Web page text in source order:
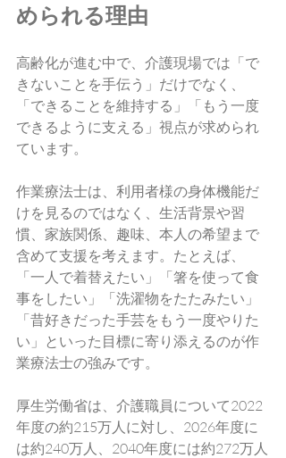
められる理由
高齢化が進む中で、介護現場では「で
きないことを手伝う」だけでなく、
「できることを維持する」「もう一度
できるように支える」視点が求められ
ています。
作業療法士は、利用者様の身体機能だ
けを見るのではなく、生活背景や習
慣、家族関係、趣味、本人の希望まで
含めて支援を考えます。たとえば、
「一人で着替えたい」「箸を使って食
事をしたい」「洗濯物をたたみたい」
「昔好きだった手芸をもう一度やりた
い」といった目標に寄り添えるのが作
業療法士の強みです。
厚生労働省は、介護職員について2022
年度の約215万人に対し、2026年度に
は約240万人、2040年度には約272万人